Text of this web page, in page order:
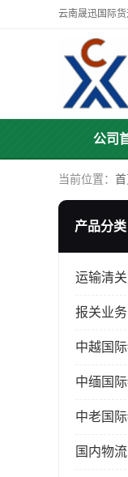
公司
当前位置： 首
产品分类
运输清关
报关业务
中越国
中缅国
中老国
国内物流